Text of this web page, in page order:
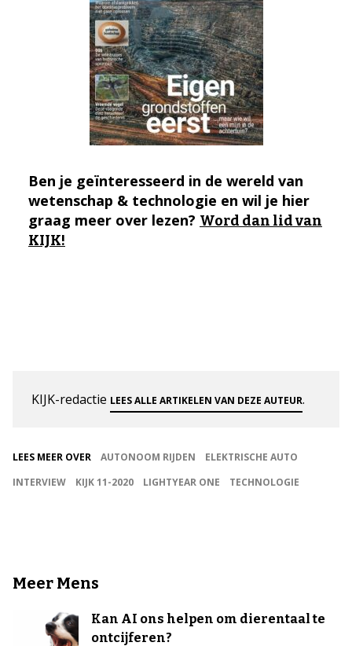
Ben je geïnteresseerd in de wereld van
wetenschap & technologie en wil je hier
graag meer over lezen? Word dan lid van
KIJK!
KIJK-redactie LEES ALLE ARTIKELEN VAN DEZE AUTEUR.
LEES MEER OVER AUTONOOM RIJDEN
ELEKTRISCHE AUTO
INTERVIEW
KIJK 11-2020 LIGHTYEAR ONE TECHNOLOGIE
Meer Mens
Kan AI ons helpen om dierentaal te
ontcijferen?